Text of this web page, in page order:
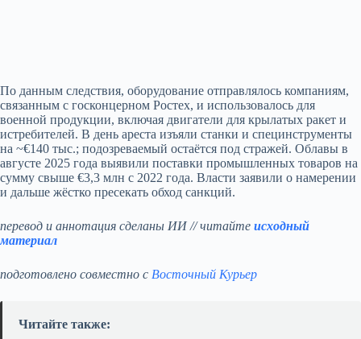
По данным следствия, оборудование отправлялось компаниям,
связанным с госконцерном Ростех, и использовалось для
военной продукции, включая двигатели для крылатых ракет и
истребителей. В день ареста изъяли станки и специнструменты
на ~€140 тыс.; подозреваемый остаётся под стражей. Облавы в
августе 2025 года выявили поставки промышленных товаров на
сумму свыше €3,3 млн с 2022 года. Власти заявили о намерении
и дальше жёстко пресекать обход санкций.
перевод и аннотация сделаны ИИ // читайте исходный
материал
подготовлено совместно с Восточный Курьер
Читайте также: